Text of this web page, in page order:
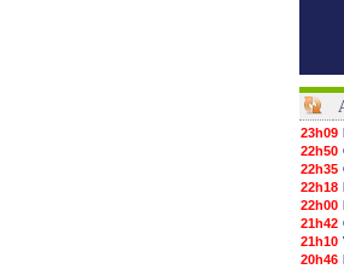
23h09
22h50
22h35
22h18
22h00
21h42
21h10
20h46